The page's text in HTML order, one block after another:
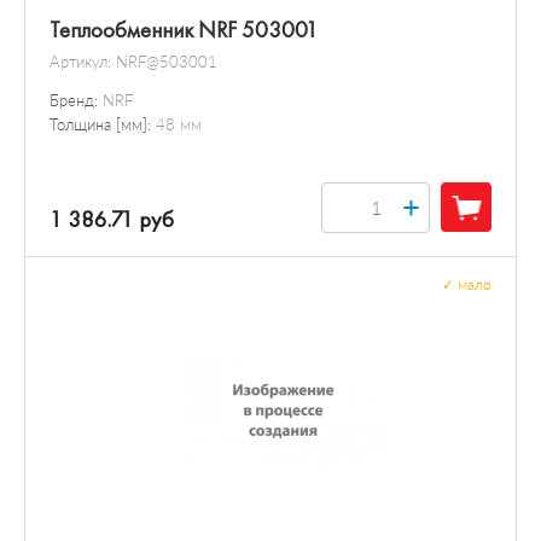
Теплообменник NRF 503001
Артикул: NRF@503001
Бренд: NRF
Толщина [мм]: 48 мм
1 386.71 руб +
мало